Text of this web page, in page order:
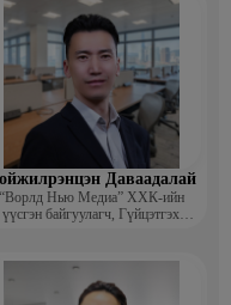
Даваадалай
“Ворлд Нью Медиа” ХХК-ийн
үүсгэн байгуулагч, Гүйцэтгэх